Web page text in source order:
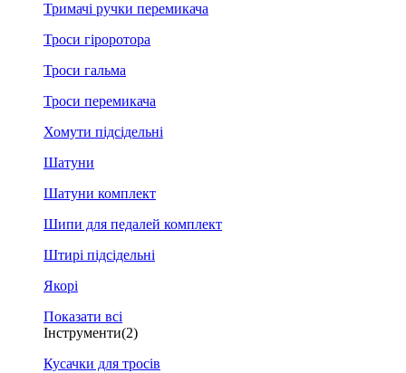
Тримачі ручки перемикача
Троси гіроротора
Троси гальма
Троси перемикача
Хомути підсідельні
Шатуни
Шатуни комплект
Шипи для педалей комплект
Штирі підсідельні
Якорі
Показати всі
Інструменти(2)
Кусачки для тросів